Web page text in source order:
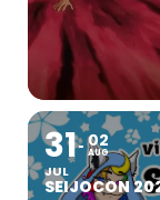
31
JUL
02
AUG
SEIJOCON